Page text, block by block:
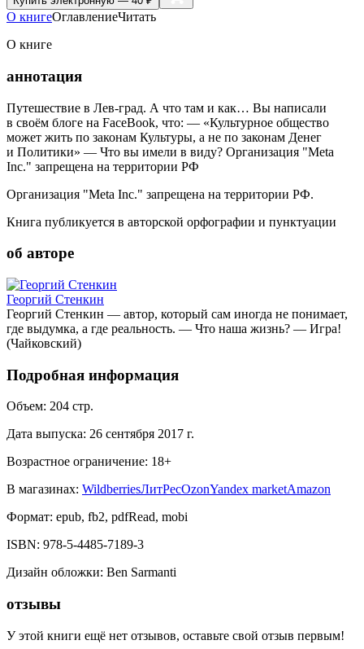
О книгеОглавлениеЧитать
О книге
аннотация
Путешествие в Лев-град. А что там и как… Вы написали
в своём блоге на FaceBook, что: — «Культурное общество
может жить по законам Культуры, а не по законам Денег
и Политики» — Что вы имели в виду? Организация "Meta
Inc." запрещена на территории РФ
Организация "Meta Inc." запрещена на территории РФ.
Книга публикуется в авторской орфографии и пунктуации
об авторе
Георгий Стенкин
Георгий Стенкин — автор, который сам иногда не понимает,
где выдумка, а где реальность. — Что наша жизнь? — Игра!
(Чайковский)
Подробная информация
Объем: 204 стр.
Дата выпуска: 26 сентября 2017 г.
Возрастное ограничение: 18+
В магазинах: WildberriesЛитРесOzonYandex marketAmazon
Формат: epub, fb2, pdfRead, mobi
ISBN: 978-5-4485-7189-3
Дизайн обложки: Ben Sarmanti
отзывы
У этой книги ещё нет отзывов, оставьте свой отзыв первым!